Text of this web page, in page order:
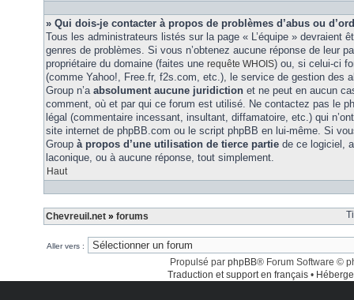
» Qui dois-je contacter à propos de problèmes d’abus ou
Tous les administrateurs listés sur la page « L’équipe » devraient
genres de problèmes. Si vous n’obtenez aucune réponse de leur
propriétaire du domaine (faites une requête WHOIS) ou, si celui-ci
(comme Yahoo!, Free.fr, f2s.com, etc.), le service de gestion des
Group n’a absolument aucune juridiction et ne peut en aucun
comment, où et par qui ce forum est utilisé. Ne contactez pas le
légal (commentaire incessant, insultant, diffamatoire, etc.) qui
site internet de phpBB.com ou le script phpBB en lui-même. Si
Group à propos d’une utilisation de tierce partie de ce logiciel,
laconique, ou à aucune réponse, tout simplement.
Haut
Chevreuil.net » forums
Aller vers :
Propulsé par phpBB® Forum Software ©
Traduction et support en français •